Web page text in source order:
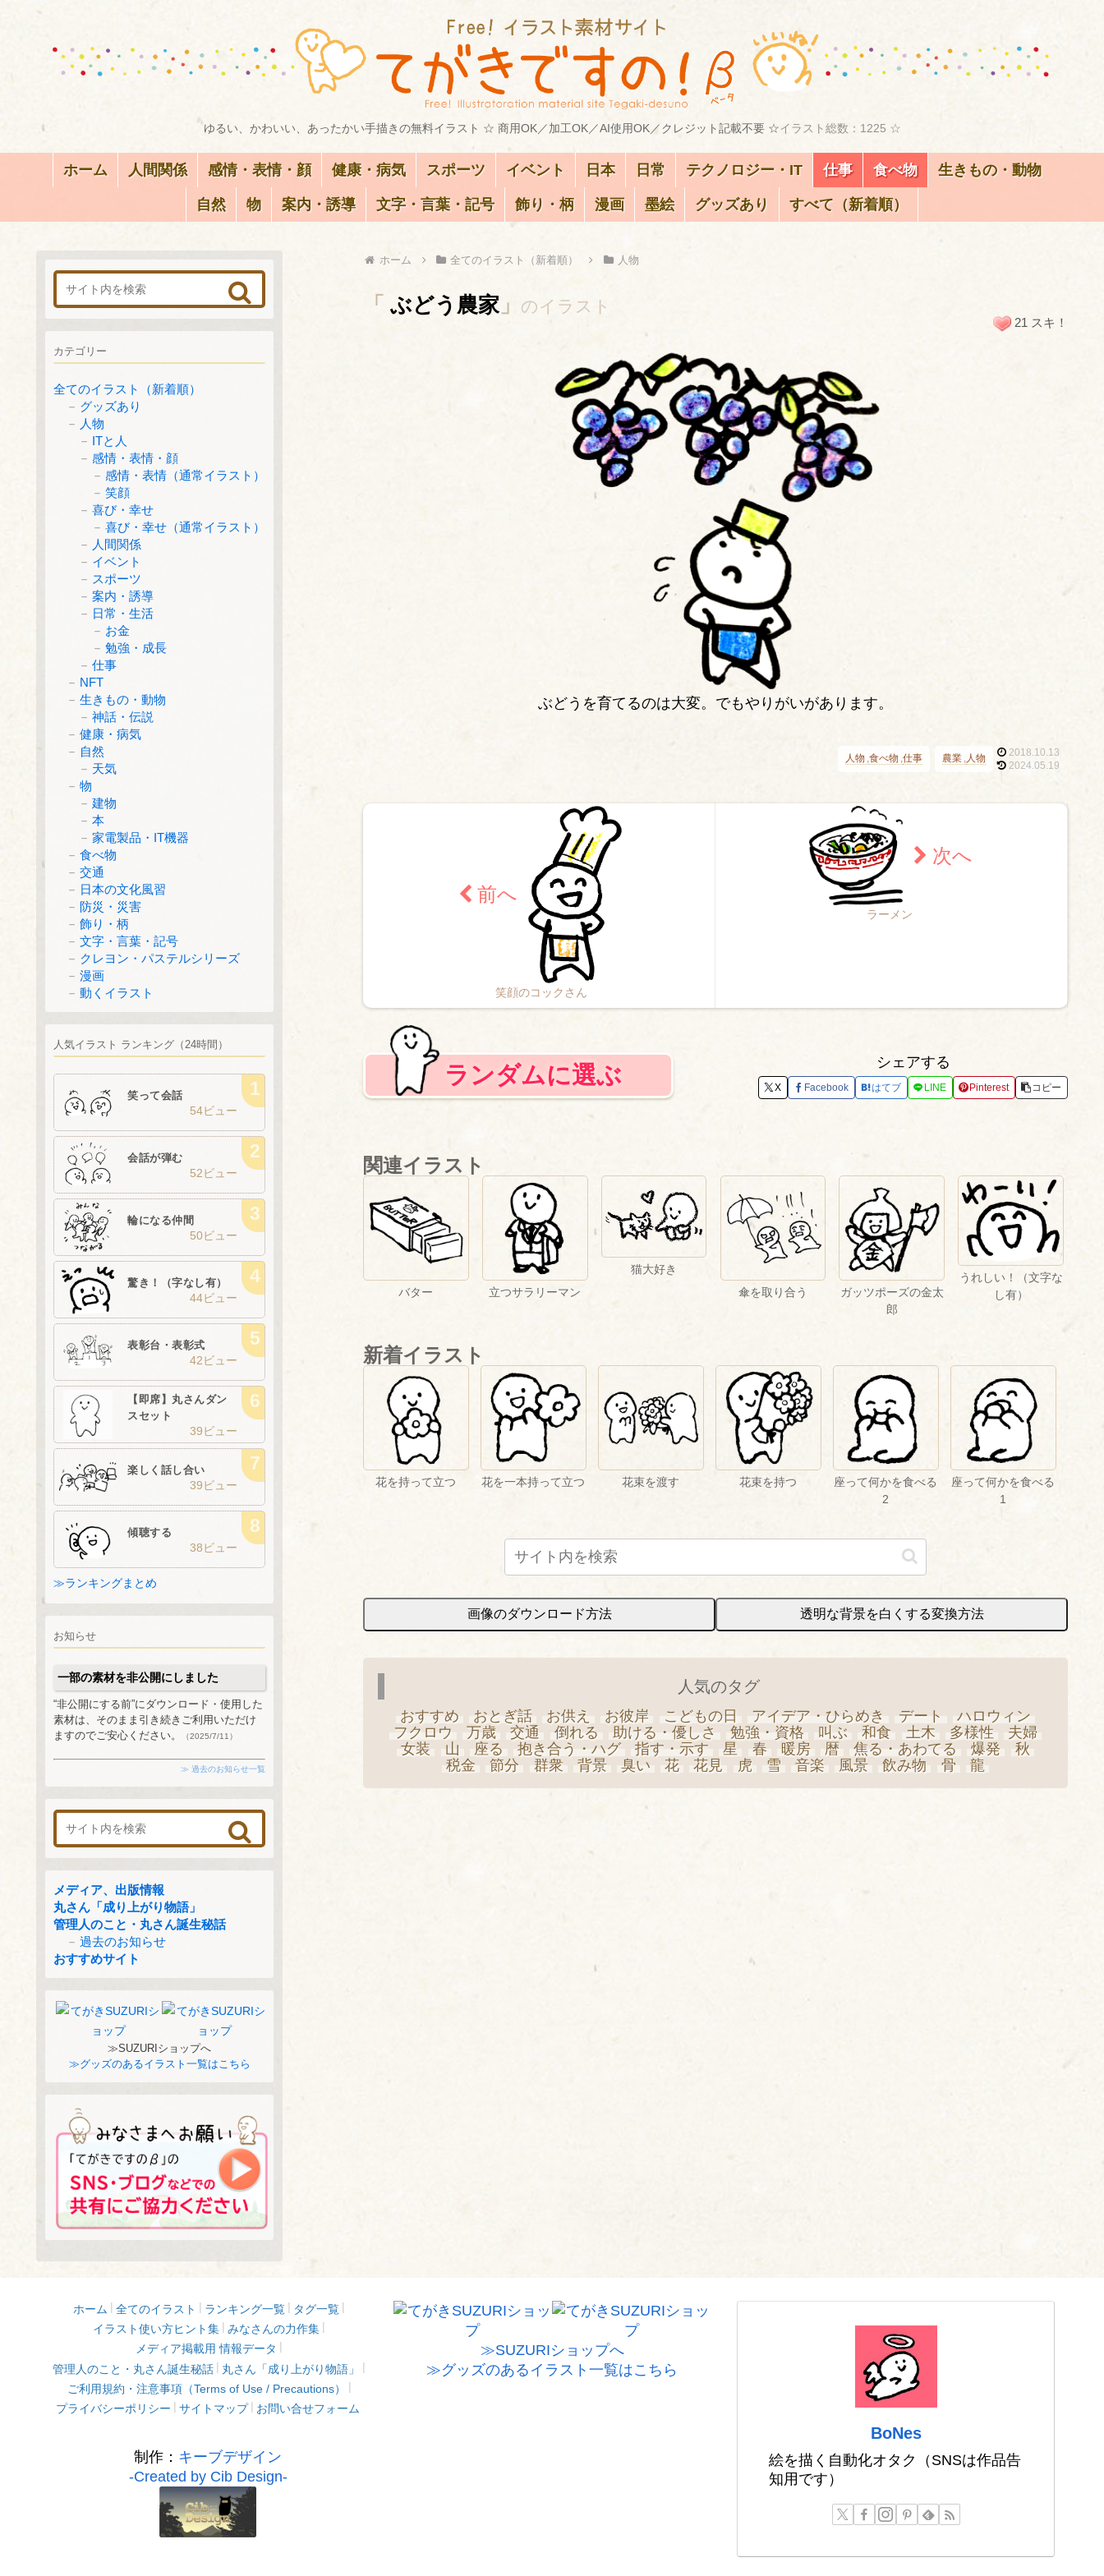
ゆるい、かわいい、あったかい手描きの無料イラスト ☆ 商用OK／加工OK／AI使用OK／クレジット記載不要 ☆イラスト総数：1225 ☆
ホーム 人間関係 感情・表情・顔 健康・病気 スポーツ イベント 日本 日常 テクノロジー・IT 仕事 食べ物 生きもの・動物
自然 物 案内・誘導 文字・言葉・記号 飾り・柄 漫画 墨絵 グッズあり すべて（新着順）
ホーム 全てのイラスト（新着順） 人物
「 ぶどう農家」 のイラスト
ぶどうを育てるのは大変。でもやりがいがあります。
人物 食べ物 仕事 農業 人物
2018.10.13
2024.05.19
21 スキ！
笑顔のコックさん
ラーメン
ランダムに選ぶ シェアする
X Facebook はてブ LINE Pinterest コピー
関連イラスト
バター 立つサラリーマン
猫大好き
傘を取り合う
ガッツポーズの金太
郎
うれしい！（文字な
し有）
新着イラスト
花を持って立つ 花を一本持って立つ 花束を渡す 花束を持つ
座って何かを食べる
2
座って何かを食べる
1
画像のダウンロード方法 透明な背景を白くする変換方法
人気のタグ
おすすめ おとぎ話 お供え お彼岸 こどもの日 アイデア・ひらめき デート
ハロウィン
フクロウ
万歳 交通 倒れる 助ける・優しさ 勉強・資格 叫ぶ 和食 土木 多様性
夫婦
女装
山 座る 抱き合う・ハグ 指す・示す 星 春 暖房 暦 焦る・あわてる 爆発
秋
税金
節分 群衆 背景 臭い 花 花見 虎 雪 音楽 風景 飲み物 骨 龍
カテゴリー
全てのイラスト（新着順）
グッズあり
人物
ITと人
感情・表情・顔
感情・表情（通常イラスト）
笑顔
喜び・幸せ
喜び・幸せ（通常イラスト）
人間関係
イベント
スポーツ
案内・誘導
日常・生活
お金
勉強・成長
仕事
NFT
生きもの・動物
神話・伝説
健康・病気
自然
天気
物
建物
本
家電製品・IT機器
食べ物
交通
日本の文化風習
防災・災害
飾り・柄
文字・言葉・記号
クレヨン・パステルシリーズ
漫画
動くイラスト
人気イラスト ランキング（24時間）
笑って会話
54ビュー
会話が弾む
52ビュー
輪になる仲間
50ビュー
驚き！（字なし有）
44ビュー
表彰台・表彰式
42ビュー
【即席】丸さんダン
スセット
39ビュー
楽しく話し合い
39ビュー
傾聴する
38ビュー
≫ランキングまとめ
お知らせ
一部の素材を非公開にしました
“非公開にする前”にダウンロード・使用した
素材は、そのまま引き続きご利用いただけ
ますのでご安心ください。
（2025/7/11）
≫ 過去のお知らせ一覧
メディア、出版情報
丸さん「成り上がり物語」
管理人のこと・丸さん誕生秘話
過去のお知らせ
おすすめサイト
≫SUZURIショップへ
≫グッズのあるイラスト一覧はこちら
ホーム 全てのイラスト ランキング一覧
タグ一覧
イラスト使い方ヒント集
みなさんの力作集
メディア掲載用 情報データ
管理人のこと・丸さん誕生秘話
丸さん「成り上がり物語」
ご利用規約・注意事項（Terms of Use / Precautions）
プライバシーポリシー
サイトマップ お問い合せフォーム
制作： キーブデザイン
-Created by Cib Design-
≫SUZURIショップへ
≫グッズのあるイラスト一覧はこちら
BoNes
絵を描く自動化オタク（SNSは作品告
知用です）